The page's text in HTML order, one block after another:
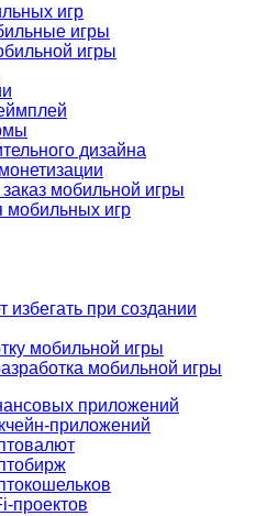
игр
игры
игры
дизайна
мобильной игры
мобильных игр
избегать при создании
мобильной игры
мобильной игры
приложений
приложений
проектов